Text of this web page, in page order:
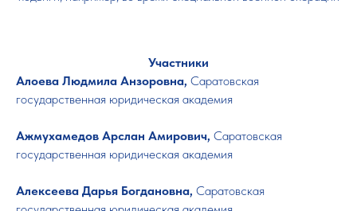
Участники
Алоева Людмила Анзоровна, Саратовская
государственная юридическая академия
Ажмухамедов Арслан Амирович, Саратовская
государственная юридическая академия
Алексеева Дарья Богдановна, Саратовская